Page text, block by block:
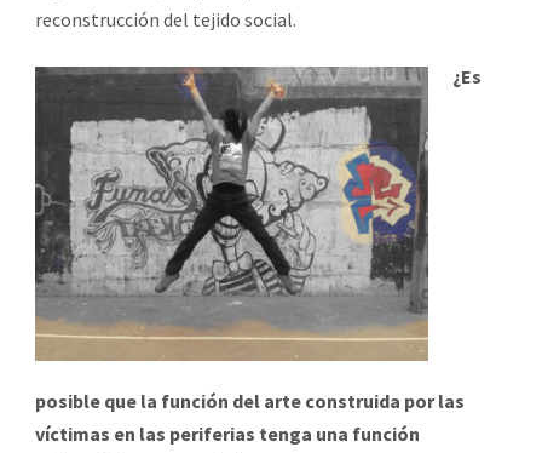
reconstrucción del tejido social.
¿Es
posible que la función del arte construida por las
víctimas en las periferias tenga una función